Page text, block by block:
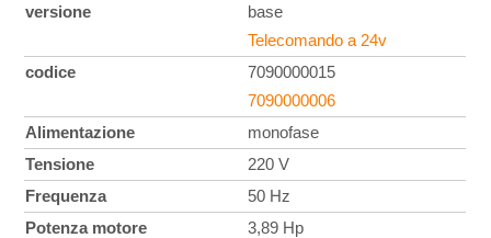
versione
base
Telecomando a 24v
codice
7090000015
7090000006
Alimentazione
monofase
Tensione
220 V
Frequenza
50 Hz
Potenza motore
3,89 Hp